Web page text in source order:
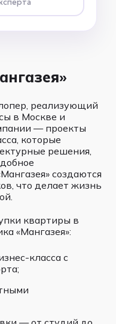
реализующий
в Москве и
— проекты
которые
решения,
создаются
что делает жизнь
квартиры в
«Мангазея»:
класса с